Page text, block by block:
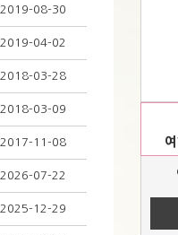
2019-08-30
2019-04-02
2018-03-28
2018-03-09
2017-11-08
2026-07-22
2025-12-29